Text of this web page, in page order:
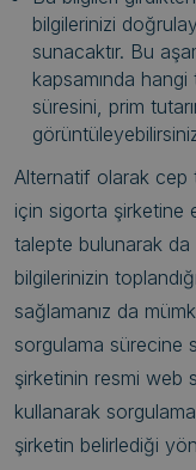
bilgilerinizi
sunacaktır. Bu
kapsamında
süresini, prim
Alternatif olarak cep
için sigorta şirketine
talepte bulunarak da
bilgilerinizin
sağlamanız da
sorgulama sürecine
şirketinin resmi web
kullanarak
şirketin belirlediği